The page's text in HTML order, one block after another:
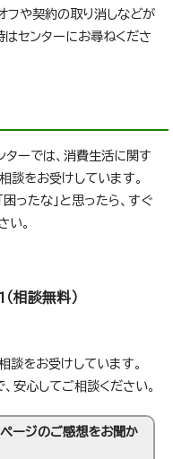
フや契約の取り消しなどが
センターにお尋ねくださ
ターでは、消費生活に関す
談をお受けしています。
困ったな」と思ったら、すぐ
い。
談無料）
談をお受けしています。
安心してご相談ください。
ページのご感想をお聞か